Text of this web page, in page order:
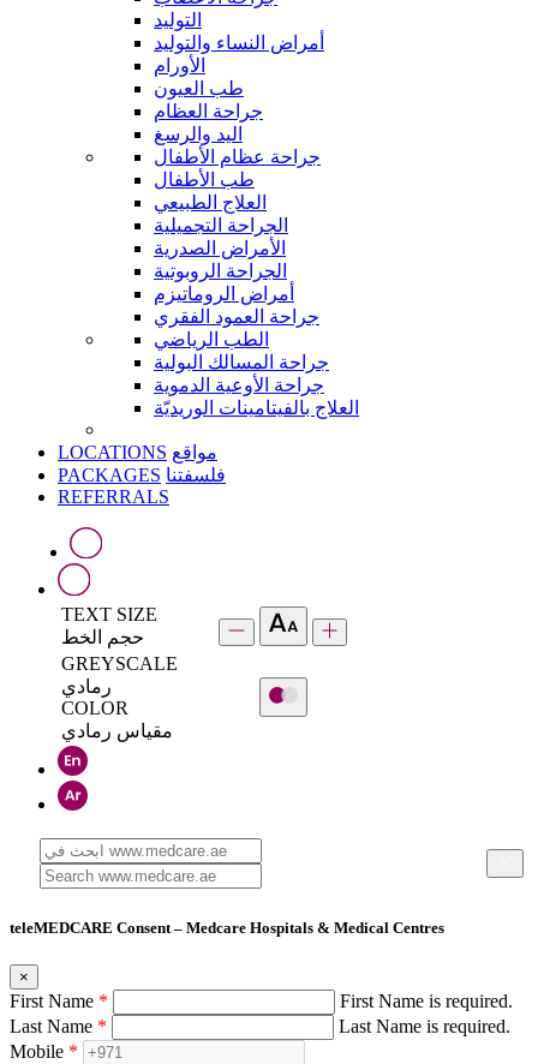
التوليد
أمراض النساء والتوليد
الأورام
طب العيون
جراحة العظام
اليد والرسغ
جراحة عظام الأطفال
طب الأطفال
العلاج الطبيعي
الجراحة التجميلية
الأمراض الصدرية
الجراحة الروبوتية
أمراض الروماتيزم
جراحة العمود الفقري
الطب الرياضي
جراحة المسالك البولية
جراحة الأوعية الدموية
العلاج بالفيتامينات الوريديّة
LOCATIONS مواقع
PACKAGES فلسفتنا
REFERRALS
TEXT SIZE
حجم الخط
GREYSCALE
رمادي
COLOR
مقياس رمادي
teleMEDCARE Consent – Medcare Hospitals & Medical Centres
×
First Name *
First Name is required.
Last Name *
Last Name is required.
Mobile *